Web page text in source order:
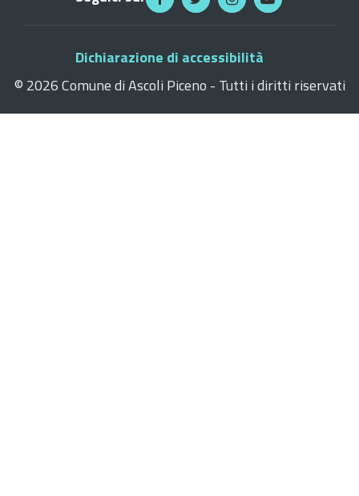
Dichiarazione di accessibilità
© 2026 Comune di Ascoli Piceno - Tutti i diritti riservati